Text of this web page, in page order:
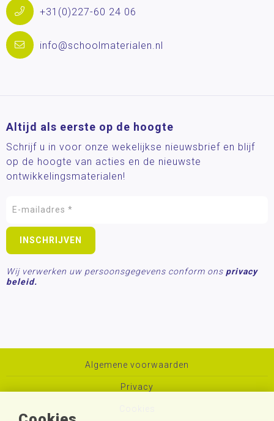
+31(0)227-60 24 06
info@schoolmaterialen.nl
Altijd als eerste op de hoogte
Schrijf u in voor onze wekelijkse nieuwsbrief en blijf
op de hoogte van acties en de nieuwste
ontwikkelingsmaterialen!
Wij verwerken uw persoonsgegevens conform ons privacy
beleid.
Algemene voorwaarden
Privacy